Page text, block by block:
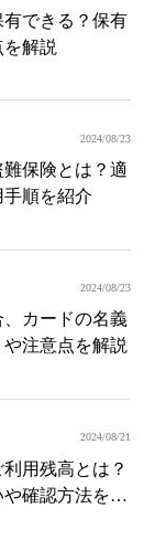
できる？保有
解説
2024/08/23
保険とは？適
順を紹介
2024/08/23
カードの名義
注意点を解説
2024/08/21
用残高とは？
確認方法を解